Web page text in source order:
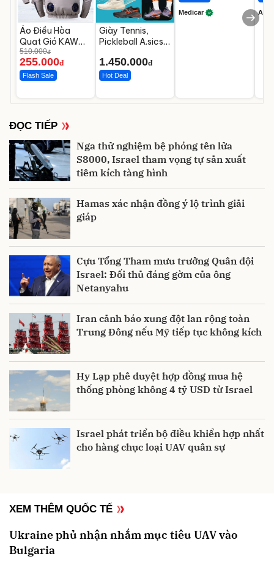
Áo Điều Hòa
Quạt Gió KAW
Chưa Bao Gồm
Phụ Kiện Và Pin
510.000đ
255.000đ
Flash Sale
Giày Tennis,
Pickleball A.sics
Các Phối Màu
1.450.000đ
Hot Deal
Medicar A
ĐỌC TIẾP
Nga thử nghiệm bệ phóng tên lửa
S8000, Israel tham vọng tự sản xuất
tiêm kích tàng hình
Hamas xác nhận đồng ý lộ trình giải
giáp
Cựu Tổng Tham mưu trưởng Quân đội
Israel: Đối thủ đáng gờm của ông
Netanyahu
Iran cảnh báo xung đột lan rộng toàn
Trung Đông nếu Mỹ tiếp tục không kích
Hy Lạp phê duyệt hợp đồng mua hệ
thống phòng không 4 tỷ USD từ Israel
Israel phát triển bộ điều khiển hợp nhất
cho hàng chục loại UAV quân sự
XEM THÊM QUỐC TẾ
Ukraine phủ nhận nhắm mục tiêu UAV vào
Bulgaria